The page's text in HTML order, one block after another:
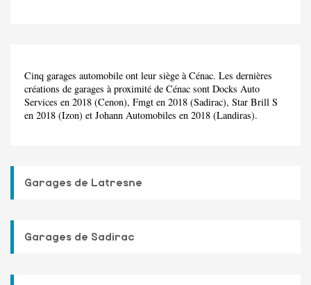
Cinq garages automobile ont leur siège à Cénac. Les dernières
créations de garages à proximité de Cénac sont Docks Auto
Services en 2018 (Cenon), Fmgt en 2018 (Sadirac), Star Brill S
en 2018 (Izon) et Johann Automobiles en 2018 (Landiras).
Garages de Latresne
Garages de Sadirac